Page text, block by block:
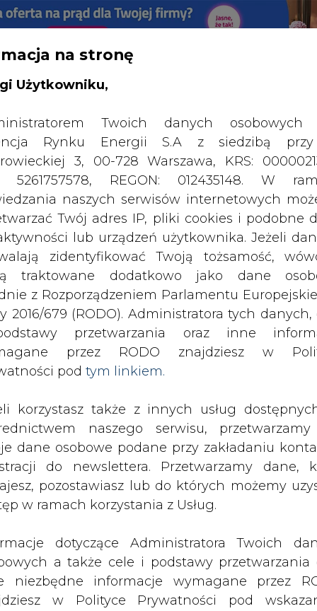
ZMIANY KADROWE NA RYNKU
na stronę
Użytkowniku,
Twoich danych osobowych
Rynku Energii S.A z siedzibą
3, 00-728 Warszawa, KRS:
5261757578, REGON: 012435148. W
naszych serwisów internetowych
Twój adres IP, pliki cookies i podobne
lub urządzeń użytkownika. Jeżeli
zidentyfikować Twoją tożsamość,
traktowane dodatkowo jako dane
z Rozporządzeniem Parlamentu
2016/679 (RODO). Administratora tych danych,
przetwarzania oraz inne
przez RODO znajdziesz w
pod tym linkiem.
korzystasz także z innych usług
naszego serwisu,
dane osobowe podane przy zakładaniu
do newslettera. Przetwarzamy dane,
pozostawiasz lub do których możemy
w ramach korzystania z Usług.
dotyczące Administratora Twoich
a także cele i podstawy przetwarzania
niezbędne informacje wymagane przez
w Polityce Prywatności pod
drukuj skomentuj udostępnij:
o przerobie